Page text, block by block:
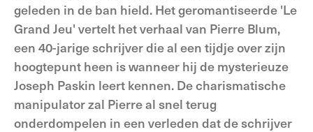
geleden in de ban hield. Het geromantiseerde 'Le
Grand Jeu' vertelt het verhaal van Pierre Blum,
een 40-jarige schrijver die al een tijdje over zijn
hoogtepunt heen is wanneer hij de mysterieuze
Joseph Paskin leert kennen. De charismatische
manipulator zal Pierre al snel terug
onderdompelen in een verleden dat de schrijver